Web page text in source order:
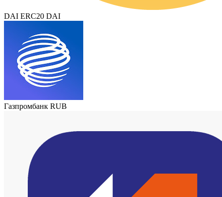
DAI ERC20 DAI
Газпромбанк RUB